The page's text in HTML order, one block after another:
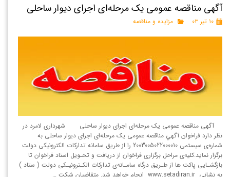
آگهی مناقصه عمومی یک مرحله‌ای اجرای دیوار ساحلی
۱۰ تیر ۰۳ مزایده و مناقصه
آگهی مناقصه عمومی یک مرحله‌ای اجرای دیوار ساحلی شهرداری لامرد در
نظر دارد فراخوان آگهي مناقصه عمومی یک مرحله‌ای اجرای دیوار ساحلی به
شماره‌ی سیستمی 2003005022000010 را از طریق سامانه تداركات الكترونيكی دولت
برگزار نماید.کلیه‌ی مراحل برگزاری فراخوان از دریافت و تحـویل اسناد فراخوان تا
بازگشـایی پاکت ها از طـریق درگاه سامـانه‌ی تدارکات الکـترونیـکی دولت ( ستاد )
به نشانی www.setadiran.ir انجام خواهد شد. متقاضیان شرکت …